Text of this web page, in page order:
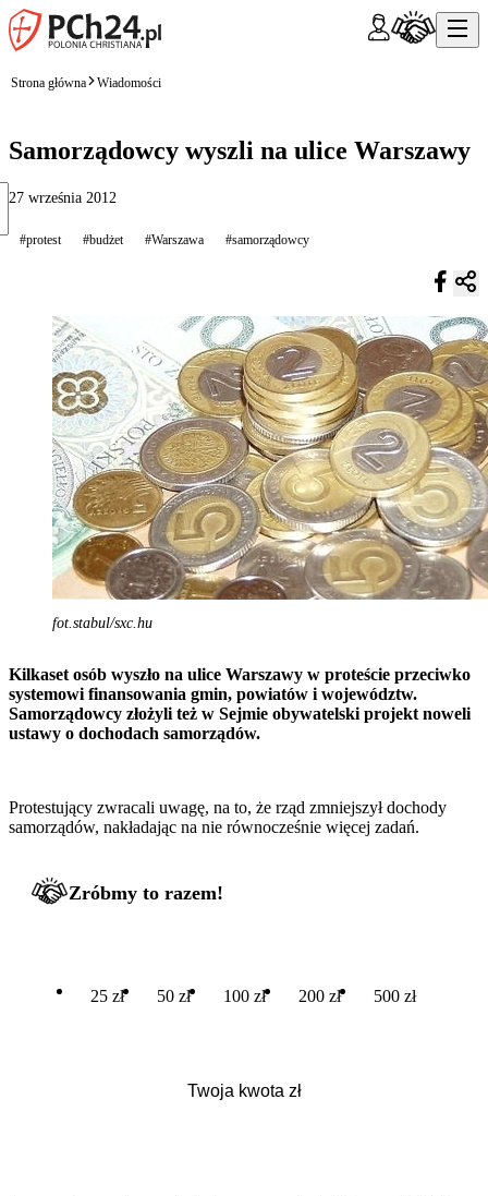
Strona główna Wiadomości
Samorządowcy wyszli na ulice Warszawy
27 września 2012
#protest #budżet #Warszawa #samorządowcy
fot.stabul/sxc.hu
Kilkaset osób wyszło na ulice Warszawy w proteście przeciwko
systemowi finansowania gmin, powiatów i województw.
Samorządowcy złożyli też w Sejmie obywatelski projekt noweli
ustawy o dochodach samorządów.
Protestujący zwracali uwagę, na to, że rząd zmniejszył dochody
samorządów, nakładając na nie równocześnie więcej zadań.
Zróbmy to razem!
25 zł 50 zł 100 zł 200 zł 500 zł